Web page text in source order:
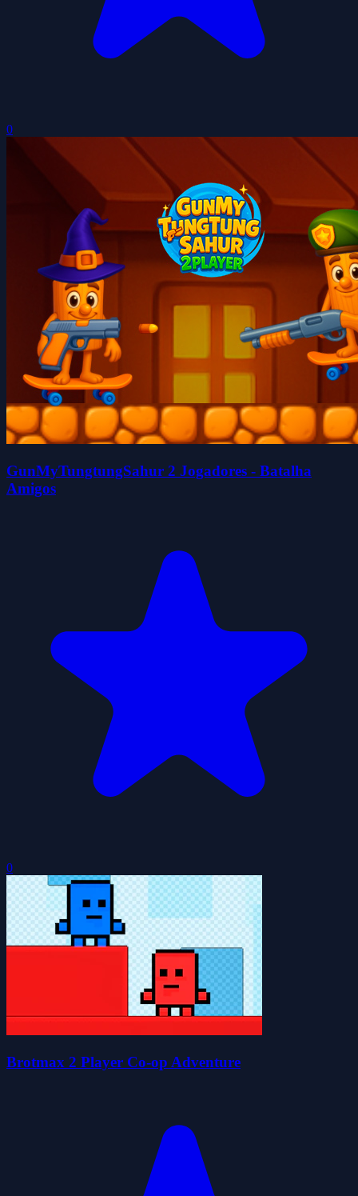
0
GunMyTungtungSahur 2 Jogadores - Batalha
Amigos
0
Brotmax 2 Player Co-op Adventure